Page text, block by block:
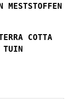
COTTA
TUIN